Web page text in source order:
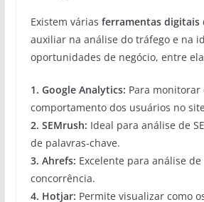
Existem várias ferramentas digitais
auxiliar na análise do tráfego e na
oportunidades de negócio, entre
1. Google Analytics: Para monitorar
comportamento dos usuários no
2. SEMrush: Ideal para análise de
de palavras-chave.
3. Ahrefs: Excelente para análise
concorrência.
4. Hotjar: Permite visualizar como